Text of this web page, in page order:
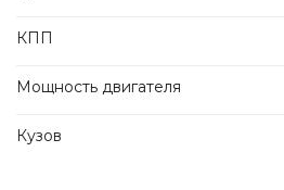
КПП
Мощность двигателя
Кузов